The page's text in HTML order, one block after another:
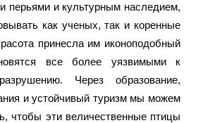
to Share 25000 USDT prize pool!
& Win
перьями и культурным наследием,
как ученых, так и коренные
принесла им иконоподобный
все более уязвимыми к
Через образование,
и устойчивый туризм мы можем
чтобы эти величественные птицы